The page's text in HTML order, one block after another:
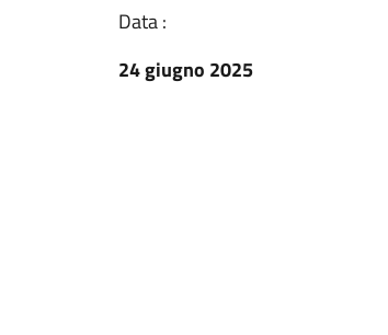
Data :
24 giugno 2025